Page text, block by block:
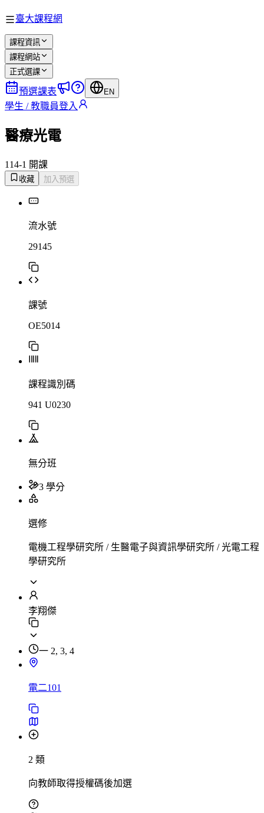
臺大課程網
課程資訊
課程網站
正式選課
預選課表 EN
學生 / 教職員登入
醫療光電
114-1 開課
收藏 加入預選
流水號
29145
課號
OE5014
課程識別碼
941 U0230
無分班
3 學分
選修
電機工程學研究所 / 生醫電子與資訊學研究所 / 光電工程
學研究所
李翔傑
一 2, 3, 4
電二101
2 類
向教師取得授權碼後加選